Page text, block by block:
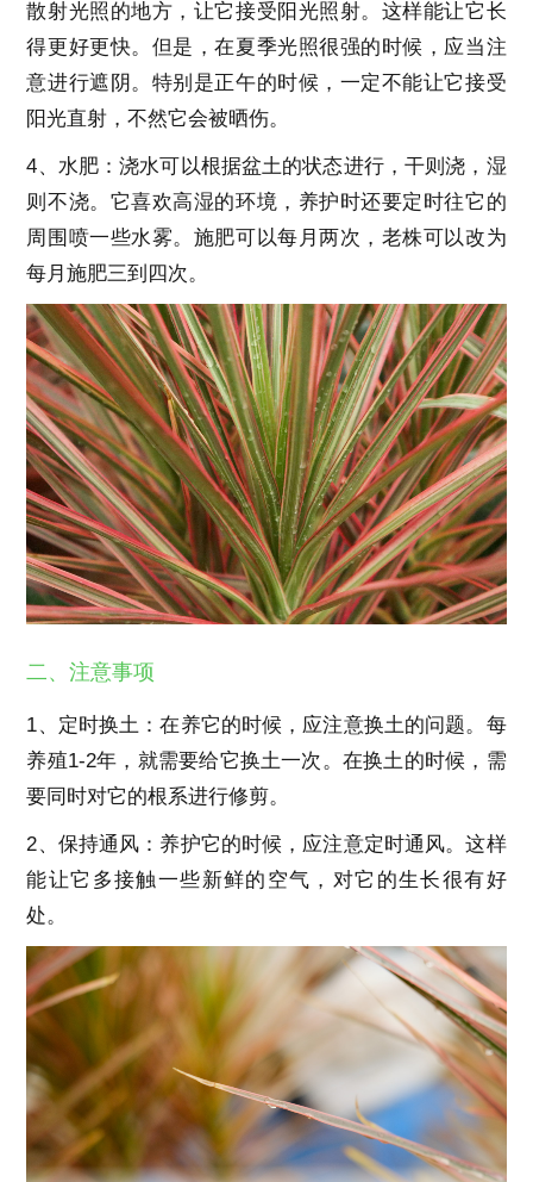
散射光照的地方，让它接受阳光照射。这样能让它长
得更好更快。但是，在夏季光照很强的时候，应当注
意进行遮阴。特别是正午的时候，一定不能让它接受
阳光直射，不然它会被晒伤。
4、水肥：浇水可以根据盆土的状态进行，干则浇，湿
则不浇。它喜欢高湿的环境，养护时还要定时往它的
周围喷一些水雾。施肥可以每月两次，老株可以改为
每月施肥三到四次。
二、注意事项
1、定时换土：在养它的时候，应注意换土的问题。每
养殖1-2年，就需要给它换土一次。在换土的时候，需
要同时对它的根系进行修剪。
2、保持通风：养护它的时候，应注意定时通风。这样
能让它多接触一些新鲜的空气，对它的生长很有好
处。